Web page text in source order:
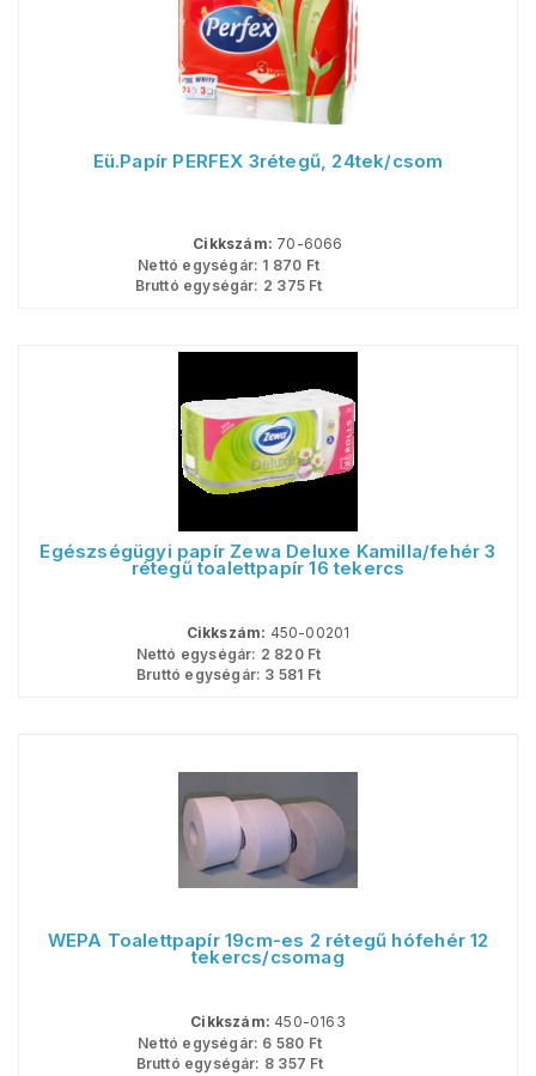
Eü.Papír PERFEX 3rétegű, 24tek/csom
Cikkszám: 70-6066
Nettó egységár: 1 870 Ft
Bruttó egységár: 2 375Ft
Egészségügyi papír Zewa Deluxe Kamilla/fehér 3
rétegű toalettpapír 16 tekercs
Cikkszám: 450-00201
Nettó egységár: 2 820Ft
Bruttó egységár: 3 581 Ft
WEPA Toalettpapír 19cm-es 2 rétegű hófehér 12
tekercs/csomag
Cikkszám: 450-0163
Nettó egységár: 6 580 Ft
Bruttó egységár: 8 357 Ft